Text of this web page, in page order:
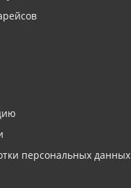
персональных данных